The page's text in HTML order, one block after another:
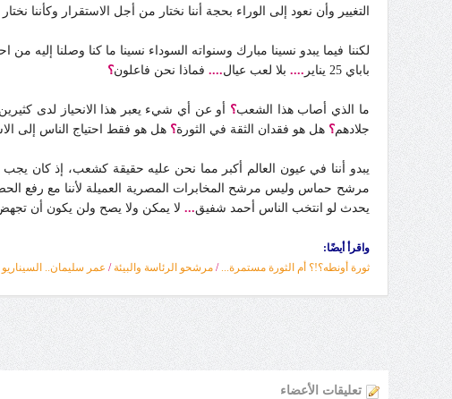
التغيير وأن نعود إلى الوراء بحجة أننا نختار من أجل الاستقرار وكأننا
لكننا فيما يبدو نسينا مبارك وسنواته السوداء نسينا ما كنا وصلنا إليه من
باباي 25 يناير
.... بلا لعب عيال.... فماذا نحن فاعلون؟
ما الذي أصاب هذا الشعب؟ أو عن أي شيء يعبر هذا الانحياز لدى
جلادهم؟ هل هو فقدان الثقة في الثورة؟ هل هو فقط احتياج الناس إلى
مرشح حماس وليس مرشح المخابرات المصرية العميلة لأننا مع رفع
يحدث لو انتخب الناس أحمد شفيق... لا يمكن ولا يصح ولن يكون أن
واقرأ أيضًا:
ثورة أونطه؟!؟ أم الثورة مستمرة... / مرشحو الرئاسة والبيئة / عمر سليمان.. السيناريو
تعليقات الأعضاء